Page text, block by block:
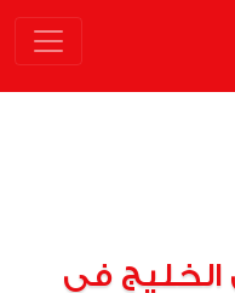
الخليج فى